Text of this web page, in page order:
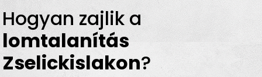
Hogyan zajlik a
lomtalanítás
Zselickislakon?